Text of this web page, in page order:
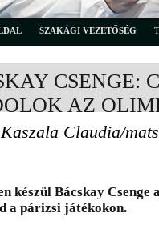
SZAKÁGI VEZETŐSÉG
CSENGE:
AZ
Claudia/
készül Bácskay
a párizsi játékokon.